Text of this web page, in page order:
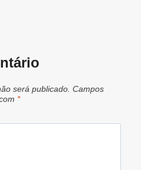
será publicado. Campos
*